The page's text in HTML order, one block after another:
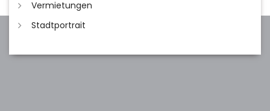
Vermietungen
Stadtportrait